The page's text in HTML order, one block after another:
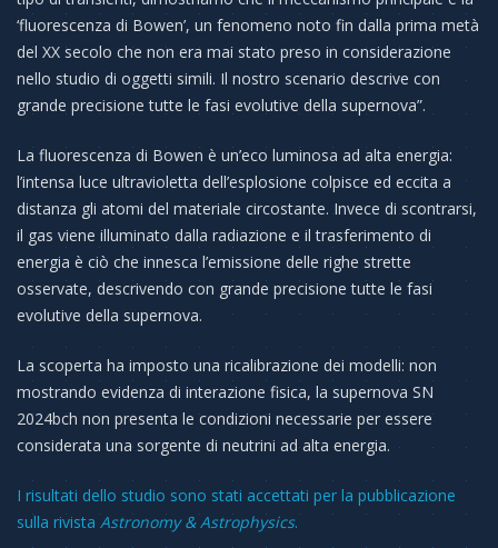
‘fluorescenza di Bowen’, un fenomeno noto fin dalla prima metà
del XX secolo che non era mai stato preso in considerazione
nello studio di oggetti simili. Il nostro scenario descrive con
grande precisione tutte le fasi evolutive della supernova”.
La fluorescenza di Bowen è un’eco luminosa ad alta energia:
l’intensa luce ultravioletta dell’esplosione colpisce ed eccita a
distanza gli atomi del materiale circostante. Invece di scontrarsi,
il gas viene illuminato dalla radiazione e il trasferimento di
energia è ciò che innesca l’emissione delle righe strette
osservate, descrivendo con grande precisione tutte le fasi
evolutive della supernova.
La scoperta ha imposto una ricalibrazione dei modelli: non
mostrando evidenza di interazione fisica, la supernova SN
2024bch non presenta le condizioni necessarie per essere
considerata una sorgente di neutrini ad alta energia.
I risultati dello studio sono stati accettati per la pubblicazione
sulla rivistaAstronomy & Astrophysics.